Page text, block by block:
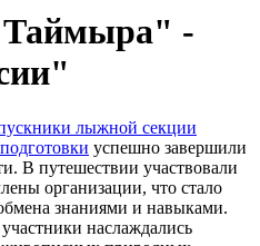
-
лыжной секции
успешно завершили
В путешествии участвовали
организации, что стало
знаниями и навыками.
наслаждались